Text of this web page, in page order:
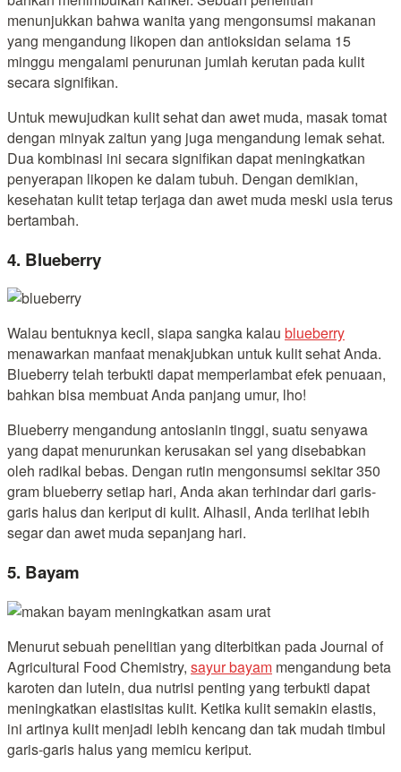
menunjukkan bahwa wanita yang mengonsumsi makanan
yang mengandung likopen dan antioksidan selama 15
minggu mengalami penurunan jumlah kerutan pada kulit
secara signifikan.
Untuk mewujudkan kulit sehat dan awet muda, masak tomat
dengan minyak zaitun yang juga mengandung lemak sehat.
Dua kombinasi ini secara signifikan dapat meningkatkan
penyerapan likopen ke dalam tubuh. Dengan demikian,
kesehatan kulit tetap terjaga dan awet muda meski usia terus
bertambah.
4. Blueberry
Walau bentuknya kecil, siapa sangka kalau blueberry
menawarkan manfaat menakjubkan untuk kulit sehat Anda.
Blueberry telah terbukti dapat memperlambat efek penuaan,
bahkan bisa membuat Anda panjang umur, lho!
Blueberry mengandung antosianin tinggi, suatu senyawa
yang dapat menurunkan kerusakan sel yang disebabkan
oleh radikal bebas. Dengan rutin mengonsumsi sekitar 350
gram blueberry setiap hari, Anda akan terhindar dari garis-
garis halus dan keriput di kulit. Alhasil, Anda terlihat lebih
segar dan awet muda sepanjang hari.
5. Bayam
Menurut sebuah penelitian yang diterbitkan pada Journal of
Agricultural Food Chemistry, sayur bayam mengandung beta
karoten dan lutein, dua nutrisi penting yang terbukti dapat
meningkatkan elastisitas kulit. Ketika kulit semakin elastis,
ini artinya kulit menjadi lebih kencang dan tak mudah timbul
garis-garis halus yang memicu keriput.